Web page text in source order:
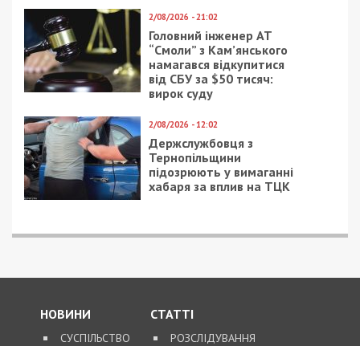
2/08/2026 - 21:02
Головний інженер АТ
“Смоли” з Кам’янського
намагався відкупитися
від СБУ за $50 тисяч:
вирок суду
2/08/2026 - 12:02
Держслужбовця з
Тернопільщини
підозрюють у вимаганні
хабаря за вплив на ТЦК
НОВИНИ
СУСПІЛЬСТВО
СТАТТІ
РОЗСЛІДУВАННЯ